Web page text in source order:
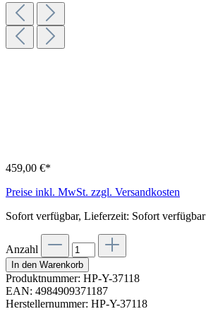
459,00 €*
Preise inkl. MwSt. zzgl. Versandkosten
Sofort verfügbar, Lieferzeit: Sofort verfügbar
Anzahl
In den Warenkorb
Produktnummer: HP-Y-37118
EAN: 4984909371187
Herstellernummer: HP-Y-37118